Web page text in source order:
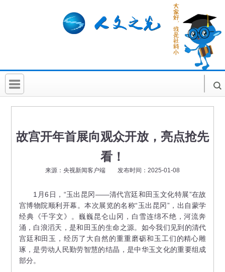
首 页
科普活动
故宫开年首展向观众开放，亮点抢先
看！
来源：央视新闻客户端 发布时间：2025-01-08
1月6日，“玉出昆冈——清代宫廷和田玉文化特展”在故
宫博物院顺利开幕。本次展览的名称“玉出昆冈”，出自蒙学
经典《千字文》。巍巍昆仑山冈，白雪连绵不绝，河流奔
涌，白浪滔天，是和田玉的生命之源。如今我们见到的清代
宫廷和田玉，经历了大自然的重重磨砺和玉工们的精心雕
琢，是劳动人民勤劳智慧的结晶，是中华玉文化的重要组成
部分。